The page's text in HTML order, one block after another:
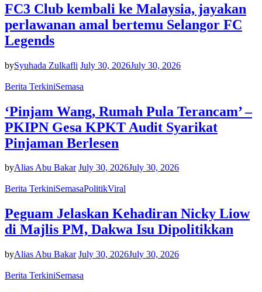
FC3 Club kembali ke Malaysia, jayakan
perlawanan amal bertemu Selangor FC
Legends
bySyuhada Zulkafli July 30, 2026July 30, 2026
Berita TerkiniSemasa
‘Pinjam Wang, Rumah Pula Terancam’ –
PKIPN Gesa KPKT Audit Syarikat
Pinjaman Berlesen
byAlias Abu Bakar July 30, 2026July 30, 2026
Berita TerkiniSemasaPolitikViral
Peguam Jelaskan Kehadiran Nicky Liow
di Majlis PM, Dakwa Isu Dipolitikkan
byAlias Abu Bakar July 30, 2026July 30, 2026
Berita TerkiniSemasa